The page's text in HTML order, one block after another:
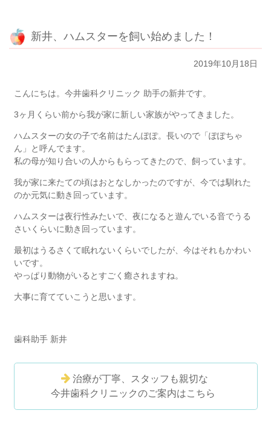
新井、ハムスターを飼い始めました！
2019年10月18日
こんにちは。今井歯科クリニック 助手の新井です。
3ヶ月くらい前から我が家に新しい家族がやってきました。
ハムスターの女の子で名前はたんぽぽ。長いので「ぽぽちゃ
ん」と呼んでます。
私の母が知り合いの人からもらってきたので、飼っています。
我が家に来たての頃はおとなしかったのですが、今では馴れた
のか元気に動き回っています。
ハムスターは夜行性みたいで、夜になると遊んでいる音でうる
さいくらいに動き回っています。
最初はうるさくて眠れないくらいでしたが、今はそれもかわい
いです。
やっぱり動物がいるとすごく癒されますね。
大事に育てていこうと思います。
歯科助手 新井
治療が丁寧、スタッフも親切な
今井歯科クリニックのご案内はこちら